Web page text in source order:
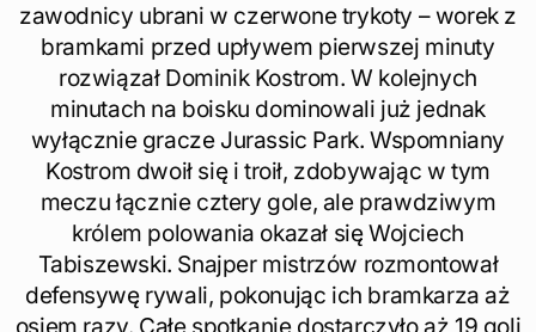
zawodnicy ubrani w czerwone trykoty – worek z
bramkami przed upływem pierwszej minuty
rozwiązał Dominik Kostrom. W kolejnych
minutach na boisku dominowali już jednak
wyłącznie gracze Jurassic Park. Wspomniany
Kostrom dwoił się i troił, zdobywając w tym
meczu łącznie cztery gole, ale prawdziwym
królem polowania okazał się Wojciech
Tabiszewski. Snajper mistrzów rozmontował
defensywę rywali, pokonując ich bramkarza aż
osiem razy. Całe spotkanie dostarczyło aż 19 goli